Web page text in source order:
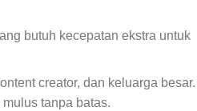
butuh kecepatan ekstra untuk
creator, dan keluarga besar.
tanpa batas.